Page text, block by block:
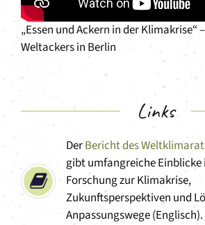
„Essen und Ackern in der Klimakrise“
Weltackers in Berlin
Links
DerBericht des
gibt umfangreiche Einblicke
Forschung zur Klimakrise,
Zukunftsperspektiven und
Anpassungswege (Englisch).